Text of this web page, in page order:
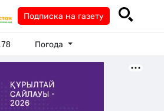
Подписка на газету
Погода